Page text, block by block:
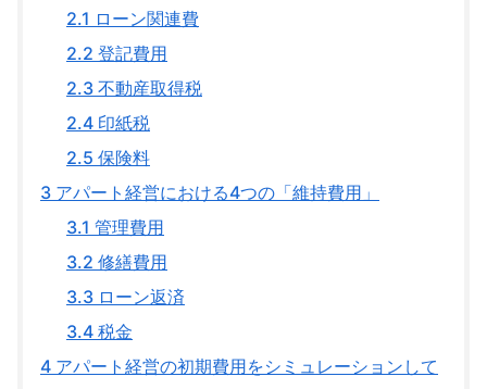
2.1 ローン関連費
2.2 登記費用
2.3 不動産取得税
2.4 印紙税
2.5 保険料
3 アパート経営における4つの「維持費用」
3.1 管理費用
3.2 修繕費用
3.3 ローン返済
3.4 税金
4 アパート経営の初期費用をシミュレーションして